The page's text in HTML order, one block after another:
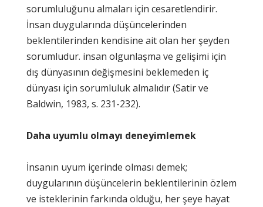
sorumluluğunu almaları için cesaretlendirir.
İnsan duygularında düşüncelerinden
beklentilerinden kendisine ait olan her şeyden
sorumludur. insan olgunlaşma ve gelişimi için
dış dünyasının değişmesini beklemeden iç
dünyası için sorumluluk almalıdır (Satir ve
Baldwin, 1983, s. 231-232).
Daha uyumlu olmayı deneyimlemek
İnsanın uyum içerinde olması demek;
duygularının düşüncelerin beklentilerinin özlem
ve isteklerinin farkında olduğu, her şeye hayat